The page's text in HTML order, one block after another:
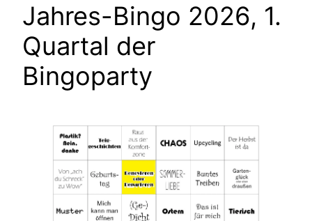
Jahres-Bingo 2026, 1.
Quartal der
Bingoparty